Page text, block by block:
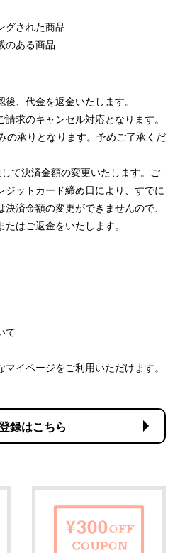
グされた商品
のある商品
、代金を返金いたします。
求のキャンセル対応となります。
の承りとなります。予めご了承くだ
て決済金額の変更いたします。ご
ットカード締め日により、すでに
済金額の変更ができませんので、
はご返金をいたします。
て
イページをご利用いただけます。
録はこちら